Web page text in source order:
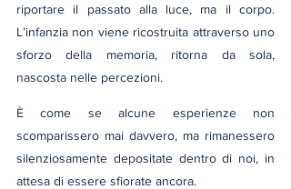
riportare il passato alla luce, ma il corpo.
L’infanzia non viene ricostruita attraverso uno
sforzo della memoria, ritorna da sola,
nascosta nelle percezioni.
È come se alcune esperienze non
scomparissero mai davvero, ma rimanessero
silenziosamente depositate dentro di noi, in
attesa di essere sfiorate ancora.